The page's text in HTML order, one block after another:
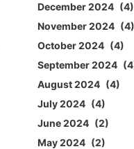
December 2024
4
November 2024
4
October 2024
4
September 2024
4
August 2024
4
July 2024
4
June 2024
2
May 2024
2